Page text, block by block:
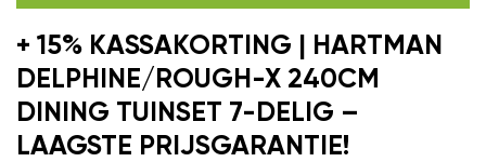
+ 15% KASSAKORTING | HARTMAN
DELPHINE/ROUGH-X 240CM
DINING TUINSET 7-DELIG –
LAAGSTE PRIJSGARANTIE!